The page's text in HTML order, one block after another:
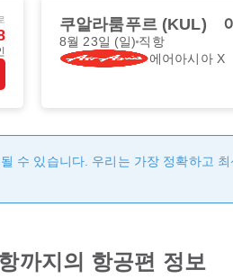
쿠알라룸푸르 (KUL)
8월 23일 (일) 직항
에어아시아 X
수 있습니다. 우리는 가장 정확하고
까지의 항공편 정보